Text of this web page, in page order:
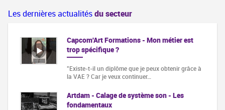
Les dernières actualitésdu secteur
Capcom'Art Formations - Mon métier est
trop spécifique ?
"Existe-t-il un diplôme que je peux obtenir grâce à
la VAE ? Car je veux continuer…
Artdam - Calage de système son - Les
fondamentaux